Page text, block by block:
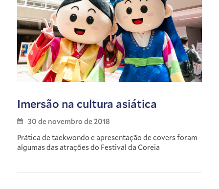
Imersão na cultura asiática
30 de novembro de 2018
Prática de taekwondo e apresentação de covers foram
algumas das atrações do Festival da Coreia